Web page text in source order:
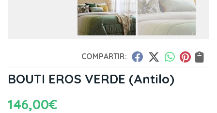
COMPARTIR:
BOUTI EROS VERDE (Antilo)
146,00€